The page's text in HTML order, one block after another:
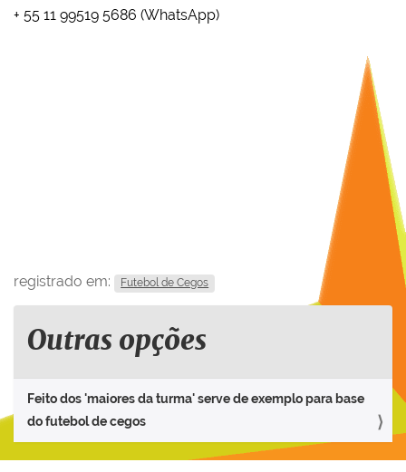
+ 55 11 99519 5686 (WhatsApp)
registrado em: Futebol de Cegos
Outras opções
Feito dos 'maiores da turma' serve de exemplo para base
do futebol de cegos